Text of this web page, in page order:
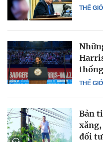
THẾ
THẾ
Bản
đối